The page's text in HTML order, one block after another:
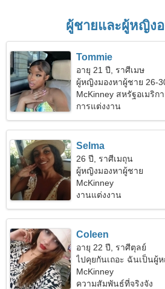
ผู้ชายและผู้หญิง
Tommie
อายุ 21 ปี, ราศีเมษ
ผู้หญิงมองหาผู้ชาย 26-
McKinney สหรัฐอเมริกา
การแต่งงาน
Selma
26 ปี, ราศีเมถุน
ผู้หญิงมองหาผู้ชาย
McKinney
งานแต่งงาน
Coleen
อายุ 22 ปี, ราศีตุลย์
ไปคุยกันเถอะ ฉันเป็นผู้ห
McKinney
ความสัมพันธ์ที่จริงจัง